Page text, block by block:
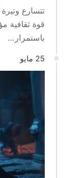
تتسارع
قوة ثقافية
باستمرار…
25 مايو